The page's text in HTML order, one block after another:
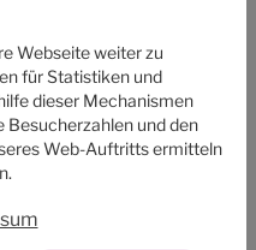
Union und
Sanktionen werden
sich direkt oder
auswirken. Diese
Die Menschen in
Demokratie in ihrem
Freiheit verteidigt, bedarf
Webseite weiter zu
für Statistiken und
dieser Mechanismen
Besucherzahlen und den
Web-Auftritts ermitteln